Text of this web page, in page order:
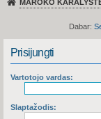
MAROKO
Dabar:
Prisijungti
Vartotojo vardas:
Slaptažodis: